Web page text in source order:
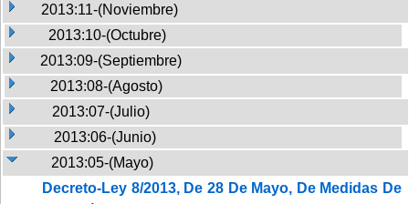
2013:11-(Noviembre)
2013:10-(Octubre)
2013:09-(Septiembre)
2013:08-(Agosto)
2013:07-(Julio)
2013:06-(Junio)
2013:05-(Mayo)
Decreto-Ley 8/2013, De 28 De Mayo, De Medidas De